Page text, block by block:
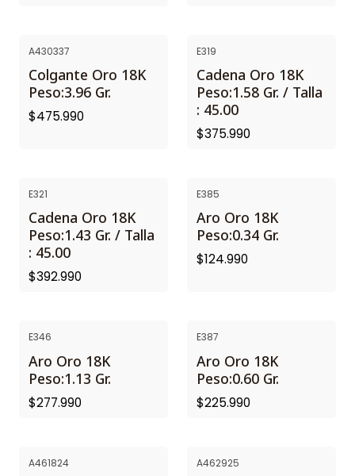
A430337
Colgante Oro 18K
Peso:3.96 Gr.
$475.990
E319
Cadena Oro 18K
Peso:1.58 Gr. / Talla
: 45.00
$375.990
E321
Cadena Oro 18K
Peso:1.43 Gr. / Talla
: 45.00
$392.990
E385
Aro Oro 18K
Peso:0.34 Gr.
$124.990
E346
Aro Oro 18K
Peso:1.13 Gr.
$277.990
E387
Aro Oro 18K
Peso:0.60 Gr.
$225.990
A461824 A462925